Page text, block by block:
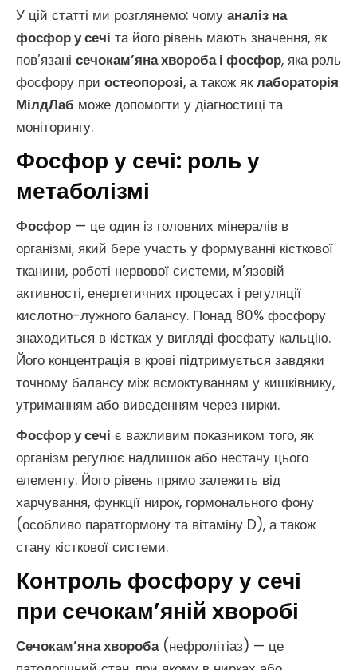
У цій статті ми розглянемо: чому аналіз на
фосфор у сечі та його рівень мають значення, як
пов’язані сечокам’яна хвороба і фосфор, яка роль
фосфору при остеопорозі, а також яклабораторія
МілдЛаб може допомогти у діагностиці та
моніторингу.
Фосфор у сечі: роль у
метаболізмі
Фосфор — це один із головних мінералів в
організмі, який бере участь у формуванні кісткової
тканини, роботі нервової системи, м’язовій
активності, енергетичних процесах і регуляції
кислотно-лужного балансу. Понад 80% фосфору
знаходиться в кістках у вигляді фосфату кальцію.
Його концентрація в крові підтримується завдяки
точному балансу між всмоктуванням у кишківнику,
утриманням або виведенням через нирки.
Фосфор у сечі є важливим показником того, як
організм регулює надлишок або нестачу цього
елементу. Його рівень прямо залежить від
харчування, функції нирок, гормонального фону
(особливо паратгормону та вітаміну D), а також
стану кісткової системи.
Контроль фосфору у сечі
при сечокам’яній хворобі
Сечокам’яна хвороба(нефролітіаз) — це